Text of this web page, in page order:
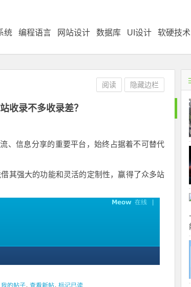
统 编程语言 网站设计 数据库 UI设计 软硬技术
收录不多收录差？
信息分享的重要平台，始终占据着不可替代
强大的功能和灵活的定制性，赢得了众多站
阅读 隐藏边栏